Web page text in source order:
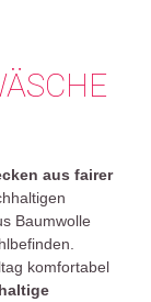
aus fairer
Baumwolle
komfortabel